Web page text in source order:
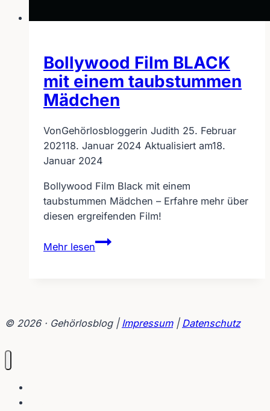
Bollywood Film BLACK
mit einem taubstummen
Mädchen
VonGehörlosbloggerin Judith 25. Februar
202118. Januar 2024 Aktualisiert am18.
Januar 2024
Bollywood Film Black mit einem
taubstummen Mädchen – Erfahre mehr über
diesen ergreifenden Film!
Mehr lesen
Bollywood
Film
taubstummen
Mädchen
© 2026 · Gehörlosblog | Impressum| Datenschutz